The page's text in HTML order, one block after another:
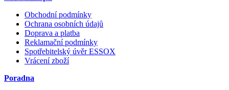
Obchodní podmínky
Ochrana osobních údajů
Doprava a platba
Reklamační podmínky
Spotřebitelský úvěr ESSOX
Vrácení zboží
Poradna